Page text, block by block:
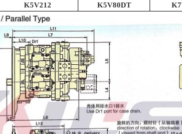
K5V212 K5V80DT